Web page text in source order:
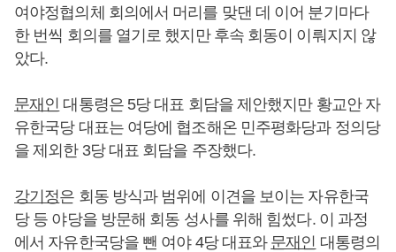
여야정협의체 회의에서 머리를 맞댄 데 이어 분기마다
한 번씩 회의를 열기로 했지만 후속 회동이 이뤄지지 않
았다.
문재인 대통령은 5당 대표 회담을 제안했지만 황교안 자
유한국당 대표는 여당에 협조해온 민주평화당과 정의당
을 제외한 3당 대표 회담을 주장했다.
강기정은 회동 방식과 범위에 이견을 보이는 자유한국
당 등 야당을 방문해 회동 성사를 위해 힘썼다. 이 과정
에서 자유한국당을 뺀 여야 4당 대표와 문재인 대통령의